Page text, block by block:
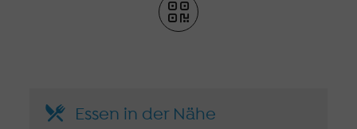
Essen in der Nähe